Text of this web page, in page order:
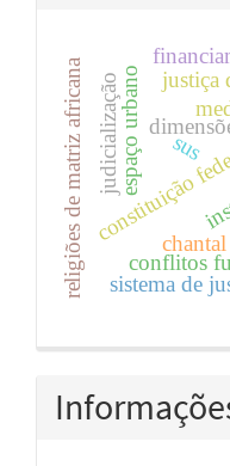
constituição
justiça
religiões de matriz africana conflitos
espaço urbano
judicialização sus
sistema de